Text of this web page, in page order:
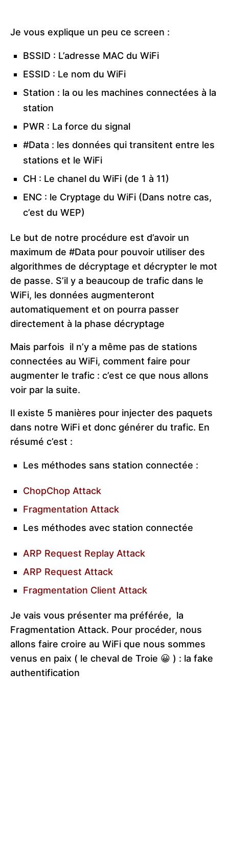
Je vous explique un peu ce screen :
BSSID : L’adresse MAC du WiFi
ESSID : Le nom du WiFi
Station : la ou les machines connectées à la
station
PWR : La force du signal
#Data : les données qui transitent entre les
stations et le WiFi
CH : Le chanel du WiFi (de 1 à 11)
ENC : le Cryptage du WiFi (Dans notre cas,
c’est du WEP)
Le but de notre procédure est d’avoir un
maximum de #Data pour pouvoir utiliser des
algorithmes de décryptage et décrypter le mot
de passe. S’il y a beaucoup de trafic dans le
WiFi, les données augmenteront
automatiquement et on pourra passer
directement à la phase décryptage
Mais parfois il n’y a même pas de stations
connectées au WiFi, comment faire pour
augmenter le trafic : c’est ce que nous allons
voir par la suite.
Il existe 5 manières pour injecter des paquets
dans notre WiFi et donc générer du trafic. En
résumé c’est :
Les méthodes sans station connectée :
ChopChop Attack
Fragmentation Attack
Les méthodes avec station connectée
ARP Request Replay Attack
ARP Request Attack
Fragmentation Client Attack
Je vais vous présenter ma préférée, la
Fragmentation Attack. Pour procéder, nous
allons faire croire au WiFi que nous sommes
venus en paix ( le cheval de Troie 😀 ) : la fake
authentification